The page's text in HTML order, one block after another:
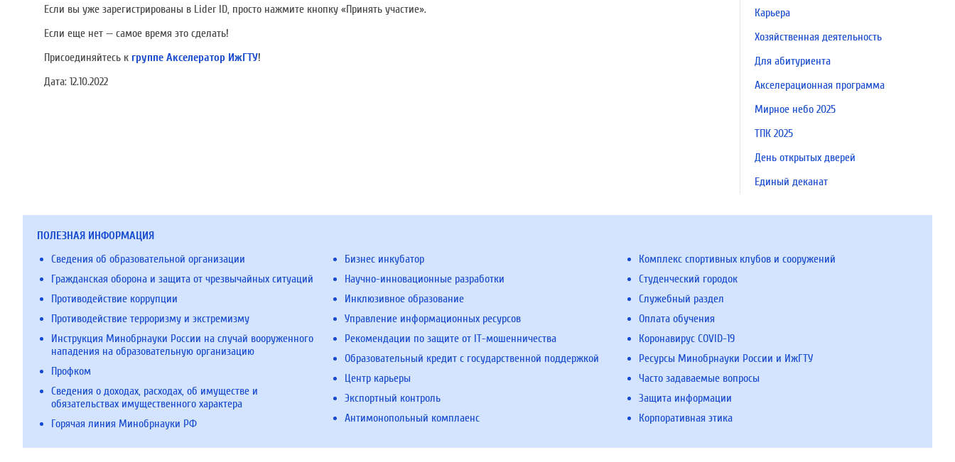
Если вы уже зарегистрированы в Lider ID, просто нажмите кнопку «Принять участие».
Если еще нет — самое время это сделать!
Присоединяйтесь к группе Акселератор ИжГТУ!
Дата: 12.10.2022
Карьера
Хозяйственная деятельность
Для абитуриента
Акселерационная программа
Мирное небо 2025
ТПК 2025
День открытых дверей
Единый деканат
ПОЛЕЗНАЯ ИНФОРМАЦИЯ
Сведения об образовательной организации
Гражданская оборона и защита от чрезвычайных ситуаций
Противодействие коррупции
Противодействие терроризму и экстремизму
Инструкция Минобрнауки России на случай вооруженного
нападения на образовательную организацию
Профком
Сведения о доходах, расходах, об имуществе и
обязательствах имущественного характера
Горячая линия Минобрнауки РФ
Бизнес инкубатор
Научно-инновационные разработки
Инклюзивное образование
Управление информационных ресурсов
Рекомендации по защите от IT-мошенничества
Образовательный кредит с государственной поддержкой
Центр карьеры
Экспортный контроль
Антимонопольный комплаенс
Комплекс спортивных клубов и сооружений
Студенческий городок
Служебный раздел
Оплата обучения
Коронавирус COVID-19
Ресурсы Минобрнауки России и ИжГТУ
Часто задаваемые вопросы
Защита информации
Корпоративная этика